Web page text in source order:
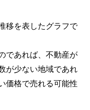
移を表したグラフで
であれば、不動産が
が少ない地域であれ
価格で売れる可能性